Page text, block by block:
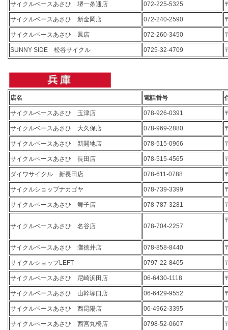
サイクルベースあさひ 堺一条通店 072-225-5325
サイクルベースあさひ 新金岡店 072-240-2590
サイクルベースあさひ 鳳店 072-260-3450
SUNNY SIDE 松谷サイクル 0725-32-4709
店名 電話番号
サイクルベースあさひ 玉津店 078-926-0391
サイクルベースあさひ 大久保店 078-969-2880
サイクルベースあさひ 新開地店 078-515-0966
サイクルベースあさひ 長田店 078-515-4565
ダイワサイクル 新長田店 078-611-0788
サイクルショップナカゴヤ 078-739-3399
サイクルベースあさひ 舞子店 078-787-3281
サイクルベースあさひ 名谷店 078-704-2257
サイクルベースあさひ 灘徳井店 078-858-8440
サイクルショップLEFT 0797-22-8405
サイクルベースあさひ 尼崎浜田店 06-6430-1118
サイクルベースあさひ 山幹塚口店 06-6429-9552
サイクルベースあさひ 西昆陽店 06-4962-3395
サイクルベースあさひ 西宮丸橋店 0798-52-0607